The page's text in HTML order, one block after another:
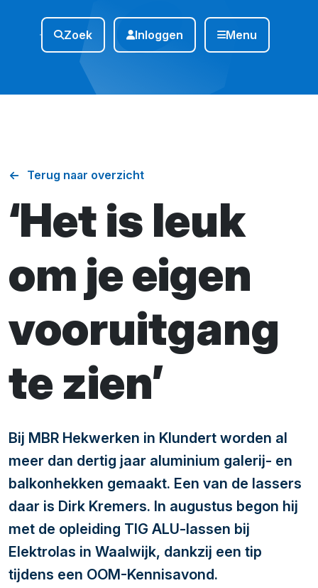
Zoek Inloggen Menu
Terug naar overzicht
‘Het is leuk
om je eigen
vooruitgang
te zien’
Bij MBR Hekwerken in Klundert worden al
meer dan dertig jaar aluminium galerij- en
balkonhekken gemaakt. Een van de lassers
daar is Dirk Kremers. In augustus begon hij
met de opleiding TIG ALU-lassen bij
Elektrolas in Waalwijk, dankzij een tip
tijdens een OOM-Kennisavond.